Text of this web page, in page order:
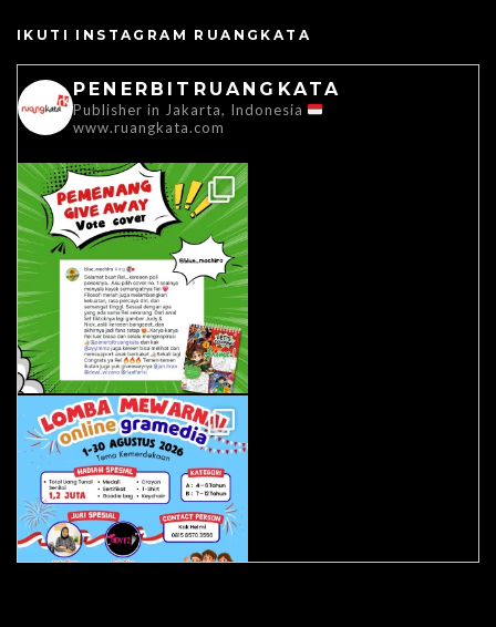
IKUTI INSTAGRAM RUANGKATA
PENERBITRUANGKATA
Publisher in Jakarta, Indonesia
www.ruangkata.com